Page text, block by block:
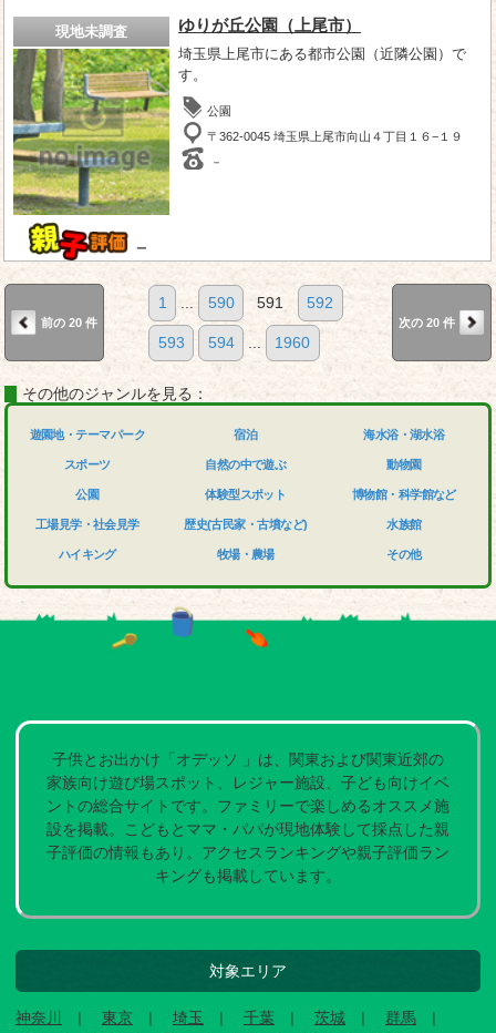
現地未調査
－
ゆりが丘公園（上尾市）
埼玉県上尾市にある都市公園（近隣公園）で
す。
公園
〒362-0045 埼玉県上尾市向山４丁目１６−１９
－
前の 20 件
1 ... 590 591 592
593 594 ... 1960
次の 20 件
その他のジャンルを見る：
遊園地・テーマパーク
スポーツ
公園
工場見学・社会見学
ハイキング
宿泊
自然の中で遊ぶ
体験型スポット
歴史(古民家・古墳など)
牧場・農場
海水浴・湖水浴
動物園
博物館・科学館など
水族館
その他
子供とお出かけ「オデッソ 」は、関東および関東近郊の
家族向け遊び場スポット、レジャー施設、子ども向けイベ
ントの総合サイトです。ファミリーで楽しめるオススメ施
設を掲載。こどもとママ・パパが現地体験して採点した親
子評価の情報もあり。アクセスランキングや親子評価ラン
キングも掲載しています。
対象エリア
神奈川 東京 埼玉 千葉 茨城
群馬